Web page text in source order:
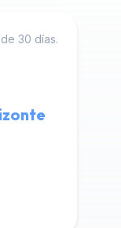
30 días.